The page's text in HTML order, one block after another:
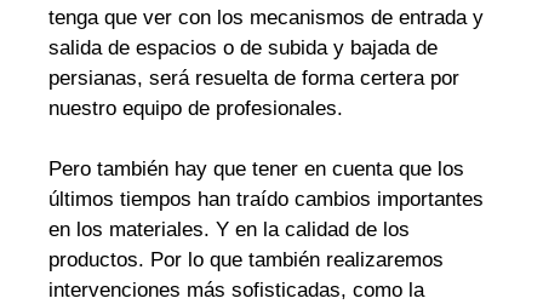
tenga que ver con los mecanismos de entrada y
salida de espacios o de subida y bajada de
persianas, será resuelta de forma certera por
nuestro equipo de profesionales.
Pero también hay que tener en cuenta que los
últimos tiempos han traído cambios importantes
en los materiales. Y en la calidad de los
productos. Por lo que también realizaremos
intervenciones más sofisticadas, como la